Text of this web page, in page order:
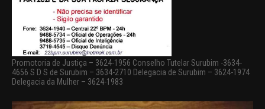
Promotoria de Justiça – 3624-1956 Conselho Tutelar Surubim -3634-
4656 S D S de Surubim – 3634-2710 Delegacia de Surubim – 3624-1974
Delegacia da Mulher – 3624-1983